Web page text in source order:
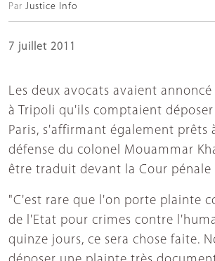
Par Justice Info
7 juillet 2011
Les deux avocats avaient
à Tripoli qu'ils comptaient
Paris, s'affirmant également prêts
défense du colonel Mouammar
être traduit devant la Cour
"C'est rare que l'on porte plainte
de l'Etat pour crimes contre
quinze jours, ce sera chose faite.